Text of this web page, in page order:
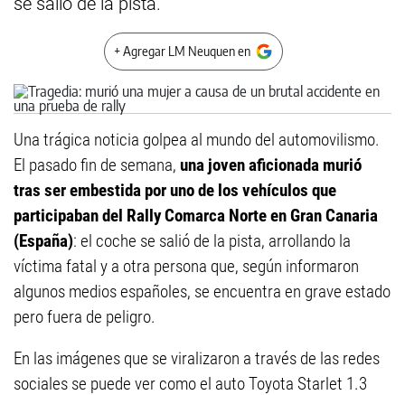
+ Agregar LM Neuquen en
Una trágica noticia golpea al mundo del automovilismo.
El pasado fin de semana, una joven aficionada murió
tras ser embestida por uno de los vehículos que
participaban del Rally Comarca Norte en Gran Canaria
(España): el coche se salió de la pista, arrollando la
víctima fatal y a otra persona que, según informaron
algunos medios españoles, se encuentra en grave estado
pero fuera de peligro.
En las imágenes que se viralizaron a través de las redes
sociales se puede ver como el auto Toyota Starlet 1.3